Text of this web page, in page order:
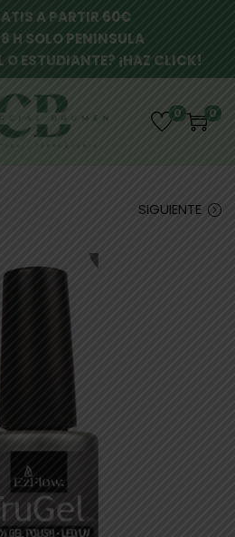
A PARTIR 60€
H SOLO PENINSULA
O ESTUDIANTE? ¡HAZ CLICK!
0 0
SIGUIENTE